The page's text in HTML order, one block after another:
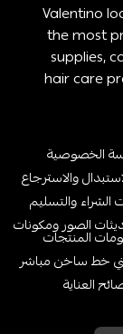
Valentino
the most
supplies,
hair care
الخصوصية
والاسترجاع
الشراء والتسليم
الصور ومكونات
المنتجات
خط ساخن مباشر
العناية